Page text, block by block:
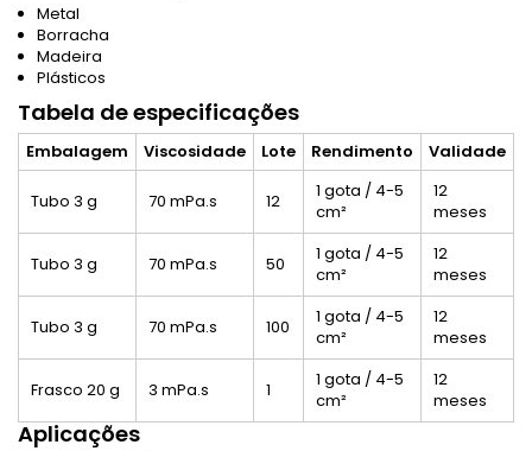
Metal
Borracha
Madeira
Plásticos
Tabela de especificações
Embalagem Viscosidade Lote Rendimento Validade
Tubo 3 g 70 mPa.s 12
1 gota / 4-5
cm²
12
meses
Tubo 3 g 70 mPa.s 50
1 gota / 4-5
cm²
12
meses
Tubo 3 g 70 mPa.s 100
1 gota / 4-5
cm²
12
meses
Frasco 20 g 3 mPa.s 1
1 gota / 4-5
cm²
12
meses
Aplicações